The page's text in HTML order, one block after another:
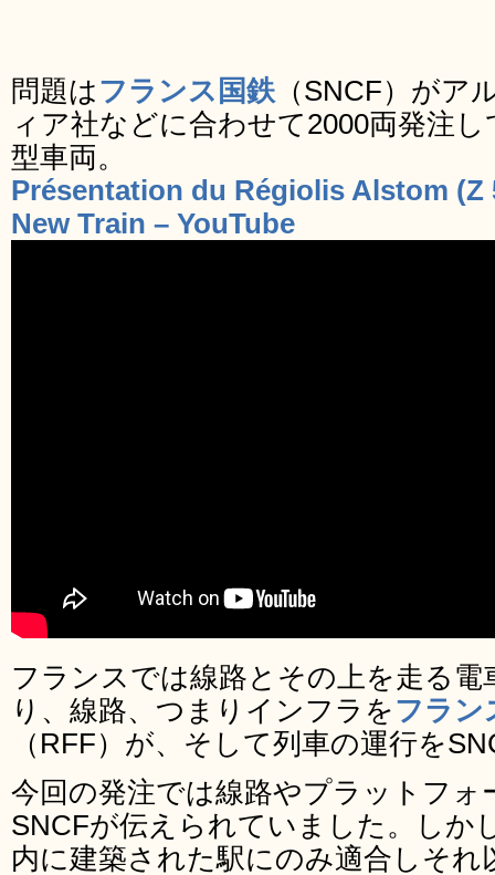
問題はフランス国鉄 （SNCF）がア
ィア社などに合わせて2000両発注
型車両。
Présentation du Régiolis Alstom (Z
New Train – YouTube
フランスでは線路とその上を走る
り、線路、つまりインフラをフラン
（RFF）が、そして列車の運行を
今回の発注では線路やプラットフォ
SNCFが伝えられていました。しか
内に建築された駅にのみ適合しそれ